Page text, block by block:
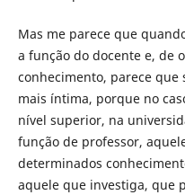
Mas me parece que
a função do docente e, de
conhecimento, parece que
mais íntima, porque no
nível superior, na
função de professor,
determinados
aquele que investiga, que